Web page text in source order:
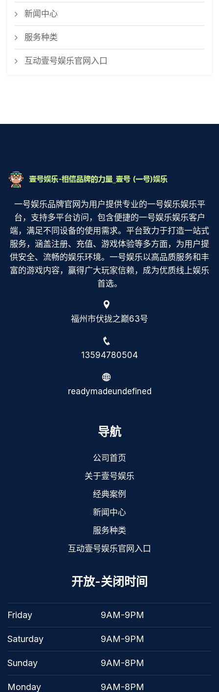
新闻中心
服务种类
互动壹号娱乐官网入口
一号娱乐品牌官网为用户提供专业的一号娱乐娱乐平
台，支持多平台访问，包含便捷的一号娱乐娱乐客户
端，满足不同设备的使用需求。平台致力于打造一站式
服务，涵盖注册、充值、游戏体验等多方面，为用户提
供安全、流畅的娱乐环境。一号娱乐以高品质服务和丰
富的游戏内容，赢得广大玩家信赖，成为优质线上娱乐
首选。
福州市伏拢之巅63号
13594780504
readymadeundefined
导航
公司首页
关于壹号娱乐
经典案例
新闻中心
服务种类
互动壹号娱乐官网入口
开放-关闭时间
Friday 9AM-9PM
Saturday 9AM-9PM
Sunday 9AM-8PM
Monday 9AM-8PM